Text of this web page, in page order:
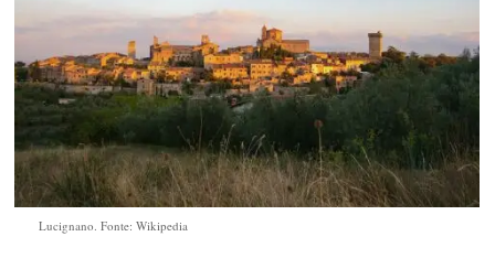
Lucignano. Fonte: Wikipedia